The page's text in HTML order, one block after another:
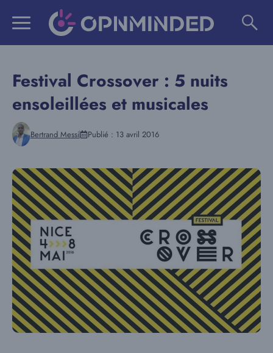
Festival Crossover : 5 nuits
ensoleillées et musicales
Bertrand Messi Publié : 13 avril 2016